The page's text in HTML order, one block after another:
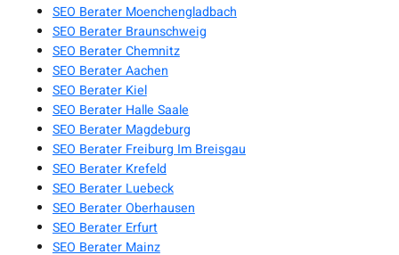
SEO Berater Moenchengladbach
SEO Berater Braunschweig
SEO Berater Chemnitz
SEO Berater Aachen
SEO Berater Kiel
SEO Berater Halle Saale
SEO Berater Magdeburg
SEO Berater Freiburg Im Breisgau
SEO Berater Krefeld
SEO Berater Luebeck
SEO Berater Oberhausen
SEO Berater Erfurt
SEO Berater Mainz